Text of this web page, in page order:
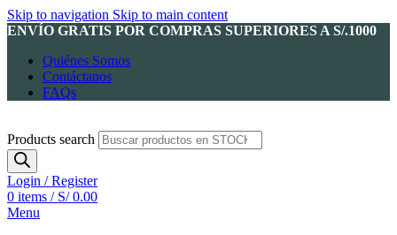
Skip to navigation Skip to main content
ENVÍO GRATIS POR COMPRAS SUPERIORES A S/.1000
Quiénes Somos
Contáctanos
FAQs
Products search
Login / Register
0 items / S/0.00
Menu